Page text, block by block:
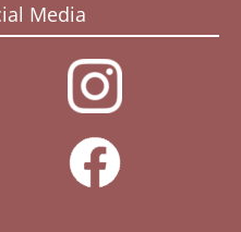
Felder sind
Media